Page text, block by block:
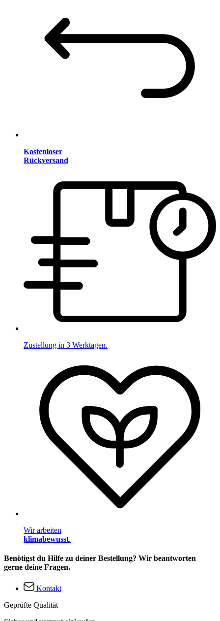
Kostenloser
Rückversand
Zustellung in 3 Werktagen.
Wir arbeiten
klimabewusst.
Benötigst du Hilfe zu deiner Bestellung? Wir beantworten
gerne deine Fragen.
Kontakt
Geprüfte Qualität